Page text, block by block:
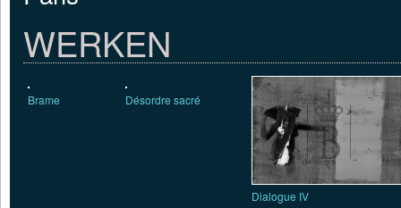
WERKEN
Brame Désordre sacré
Dialogue IV